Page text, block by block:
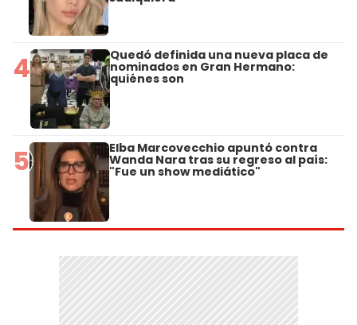
4 Quedó definida una nueva placa de
nominados en Gran Hermano:
quiénes son
5 Elba Marcovecchio apuntó contra
Wanda Nara tras su regreso al país:
"Fue un show mediático"